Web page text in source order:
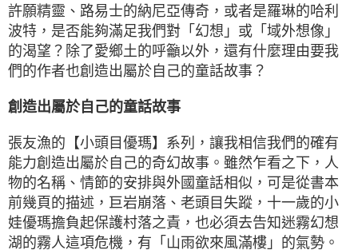
許願精靈、路易士的納尼亞傳奇，或者是羅琳的哈利
波特，是否能夠滿足我們對「幻想」或「域外想像」
的渴望？除了愛鄉土的呼籲以外，還有什麼理由要我
們的作者也創造出屬於自己的童話故事？
創造出屬於自己的童話故事
張友漁的【小頭目優瑪】系列，讓我相信我們的確有
能力創造出屬於自己的奇幻故事。雖然乍看之下，人
物的名稱、情節的安排與外國童話相似，可是從書本
前幾頁的描述，巨岩崩落、老頭目失蹤，十一歲的小
娃優瑪擔負起保護村落之責，也必須去告知迷霧幻想
湖的霧人這項危機，有「山雨欲來風滿樓」的氣勢。